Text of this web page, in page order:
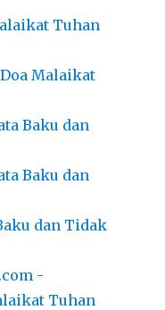
Tuhan
Doa Malaikat
Baku dan
Baku dan
dan Tidak
-
Tuhan